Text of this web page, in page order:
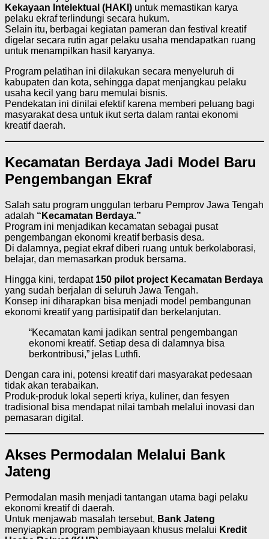
Kekayaan Intelektual (HAKI) untuk memastikan karya
pelaku ekraf terlindungi secara hukum.
Selain itu, berbagai kegiatan pameran dan festival kreatif
digelar secara rutin agar pelaku usaha mendapatkan ruang
untuk menampilkan hasil karyanya.
Program pelatihan ini dilakukan secara menyeluruh di
kabupaten dan kota, sehingga dapat menjangkau pelaku
usaha kecil yang baru memulai bisnis.
Pendekatan ini dinilai efektif karena memberi peluang bagi
masyarakat desa untuk ikut serta dalam rantai ekonomi
kreatif daerah.
Kecamatan Berdaya Jadi Model Baru
Pengembangan Ekraf
Salah satu program unggulan terbaru Pemprov Jawa Tengah
adalah “Kecamatan Berdaya.”
Program ini menjadikan kecamatan sebagai pusat
pengembangan ekonomi kreatif berbasis desa.
Di dalamnya, pegiat ekraf diberi ruang untuk berkolaborasi,
belajar, dan memasarkan produk bersama.
Hingga kini, terdapat 150 pilot project Kecamatan Berdaya
yang sudah berjalan di seluruh Jawa Tengah.
Konsep ini diharapkan bisa menjadi model pembangunan
ekonomi kreatif yang partisipatif dan berkelanjutan.
“Kecamatan kami jadikan sentral pengembangan
ekonomi kreatif. Setiap desa di dalamnya bisa
berkontribusi,” jelas Luthfi.
Dengan cara ini, potensi kreatif dari masyarakat pedesaan
tidak akan terabaikan.
Produk-produk lokal seperti kriya, kuliner, dan fesyen
tradisional bisa mendapat nilai tambah melalui inovasi dan
pemasaran digital.
Akses Permodalan Melalui Bank
Jateng
Permodalan masih menjadi tantangan utama bagi pelaku
ekonomi kreatif di daerah.
Untuk menjawab masalah tersebut, Bank Jateng
menyiapkan program pembiayaan khusus melalui Kredit